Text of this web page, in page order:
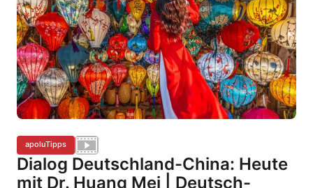
apoluTipps
Dialog Deutschland-China: Heute
mit Dr. Huang Mei | Deutsch-